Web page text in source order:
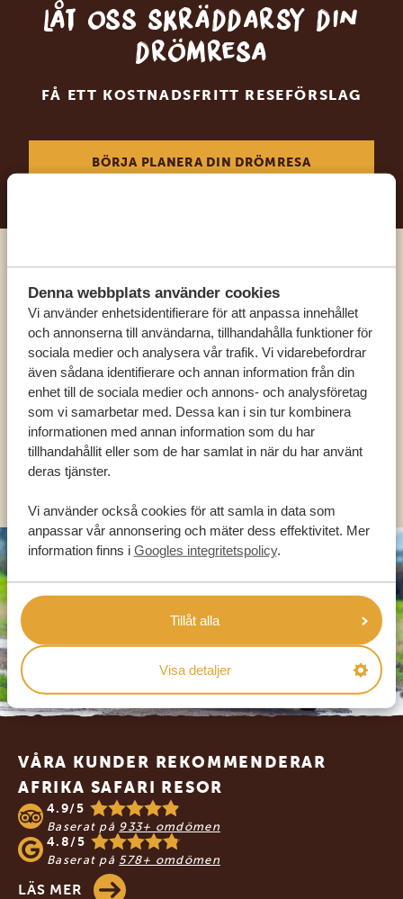
Denna webbplats använder cookies
Vi använder enhetsidentifierare för att anpassa innehållet
och annonserna till användarna, tillhandahålla funktioner för
sociala medier och analysera vår trafik. Vi vidarebefordrar
även sådana identifierare och annan information från din
enhet till de sociala medier och annons- och analysföretag
som vi samarbetar med. Dessa kan i sin tur kombinera
informationen med annan information som du har
tillhandahållit eller som de har samlat in när du har använt
deras tjänster.
Vi använder också cookies för att samla in data som
anpassar vår annonsering och mäter dess effektivitet. Mer
information finns i Googles integritetspolicy.
Tillåt alla
Visa detaljer
Låt oss skräddarsy din
drömresa
FÅ ETT KOSTNADSFRITT RESEFÖRSLAG
BÖRJA PLANERA DIN DRÖMRESA
Ring en av våra experter
VÅRA SPECIALISTER FINNS HÄR FÖR ATT
HJÄLPA DIG
SV:+31 174 788 101
Footer
VÅRA KUNDER REKOMMENDERAR
AFRIKA SAFARI RESOR
4.9/5
Baserat på 933+ omdömen
4.8/5
Baserat på 578+ omdömen
LÄS MER